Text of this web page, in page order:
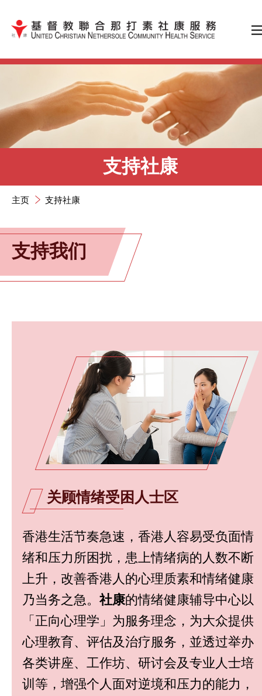
跳到内容（按输入键）
支持社康
主页 支持社康
支持我们
关顾情绪受困人士区
香港生活节奏急速，香港人容易受负面情
绪和压力所困扰，患上情绪病的人数不断
上升，改善香港人的心理质素和情绪健康
乃当务之急。 社康的情绪健康辅导中心以
「正向心理学」为服务理念，为大众提供
心理教育、评估及治疗服务，並透过举办
各类讲座、工作坊、研讨会及专业人士培
训等，增强个人面对逆境和压力的能力，